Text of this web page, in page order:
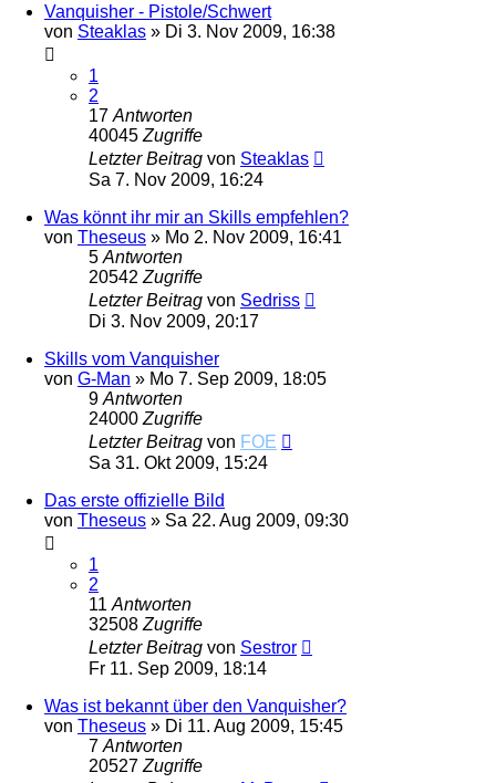
Vanquisher - Pistole/Schwert
von Steaklas » Di 3. Nov 2009, 16:38
1
2
17 Antworten
40045 Zugriffe
Letzter Beitrag von Steaklas
Sa 7. Nov 2009, 16:24
Was könnt ihr mir an Skills empfehlen?
von Theseus » Mo 2. Nov 2009, 16:41
5 Antworten
20542 Zugriffe
Letzter Beitrag von Sedriss
Di 3. Nov 2009, 20:17
Skills vom Vanquisher
von G-Man » Mo 7. Sep 2009, 18:05
9 Antworten
24000 Zugriffe
Letzter Beitrag von FOE
Sa 31. Okt 2009, 15:24
Das erste offizielle Bild
von Theseus » Sa 22. Aug 2009, 09:30
1
2
11 Antworten
32508 Zugriffe
Letzter Beitrag von Sestror
Fr 11. Sep 2009, 18:14
Was ist bekannt über den Vanquisher?
von Theseus » Di 11. Aug 2009, 15:45
7 Antworten
20527 Zugriffe